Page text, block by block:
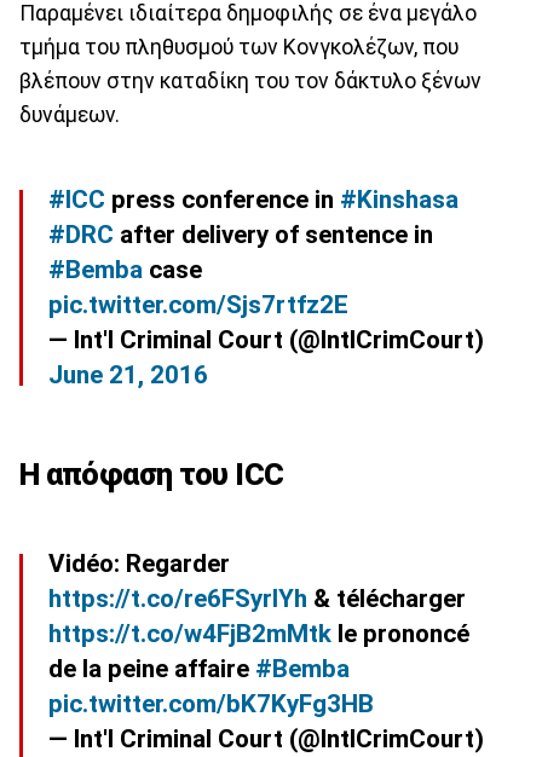
Παραμένει ιδιαίτερα δημοφιλής σε ένα μεγάλο
τμήμα του πληθυσμού των Κονγκολέζων, που
βλέπουν στην καταδίκη του τον δάκτυλο ξένων
δυνάμεων.
#ICC press conference in #Kinshasa
#DRC after delivery of sentence in
#Bemba case
pic.twitter.com/Sjs7rtfz2E
— Int'l Criminal Court (@IntlCrimCourt)
June 21, 2016
Η απόφαση του ICC
Vidéo: Regarder
https://t.co/re6FSyrlYh & télécharger
https://t.co/w4FjB2mMtk le prononcé
de la peine affaire #Bemba
pic.twitter.com/bK7KyFg3HB
— Int'l Criminal Court (@IntlCrimCourt)